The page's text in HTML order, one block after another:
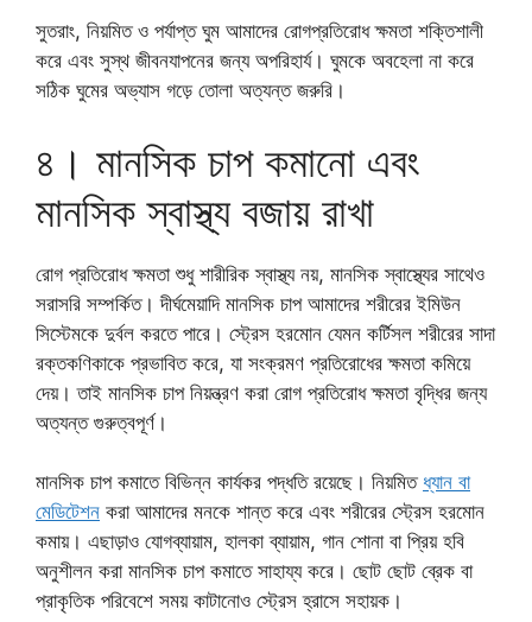
সুতরাং, নিয়মিত ও পর্যাপ্ত ঘুম আমাদের রোগপ্রতিরোধ ক্ষমতা শক্তিশালী
করে এবং সুস্থ জীবনযাপনের জন্য অপরিহার্য। ঘুমকে অবহেলা না করে
সঠিক ঘুমের অভ্যাস গড়ে তোলা অত্যন্ত জরুরি।
৪। মানসিক চাপ কমানো এবং
মানসিক স্বাস্থ্য বজায় রাখা
রোগ প্রতিরোধ ক্ষমতা শুধু শারীরিক স্বাস্থ্য নয়, মানসিক স্বাস্থ্যের সাথেও
সরাসরি সম্পর্কিত। দীর্ঘমেয়াদি মানসিক চাপ আমাদের শরীরের ইমিউন
সিস্টেমকে দুর্বল করতে পারে। স্ট্রেস হরমোন যেমন কর্টিসল শরীরের সাদা
রক্তকণিকাকে প্রভাবিত করে, যা সংক্রমণ প্রতিরোধের ক্ষমতা কমিয়ে
দেয়। তাই মানসিক চাপ নিয়ন্ত্রণ করা রোগ প্রতিরোধ ক্ষমতা বৃদ্ধির জন্য
অত্যন্ত গুরুত্বপূর্ণ।
মানসিক চাপ কমাতে বিভিন্ন কার্যকর পদ্ধতি রয়েছে। নিয়মিত ধ্যান বা
মেডিটেশন করা আমাদের মনকে শান্ত করে এবং শরীরের স্ট্রেস হরমোন
কমায়। এছাড়াও যোগব্যায়াম, হালকা ব্যায়াম, গান শোনা বা প্রিয় হবি
অনুশীলন করা মানসিক চাপ কমাতে সাহায্য করে। ছোট ছোট ব্রেক বা
প্রাকৃতিক পরিবেশে সময় কাটানোও স্ট্রেস হ্রাসে সহায়ক।